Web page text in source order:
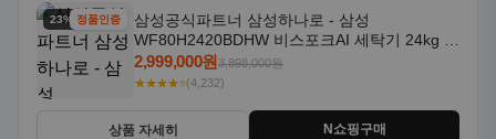
23% 할인정품인증
삼성공식파트너 삼성하나로 - 삼성
WF80H2420BDHW 비스포크AI 세탁기 24kg 건
조기 20kg 세제자동투입
2,999,000원3,898,000원
★★★★⭐(4,232)
상품 자세히 N쇼핑구매